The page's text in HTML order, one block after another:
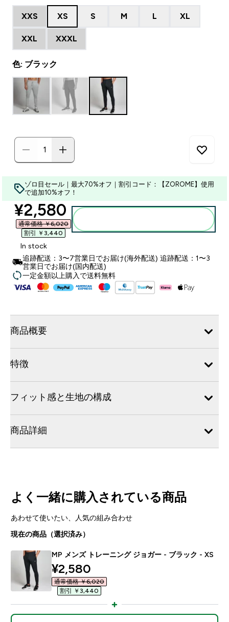
XXS XS S M L XL
XXL XXXL
色: ブラック
ゾロ目セール｜最大70%オフ｜割引コード：【ZOROME】使用
で追加10%オフ！
discounted price
¥2,580‎
通常価格 ￥6,020‎
割引 ￥3,440‎
In stock
追跡配送：3〜7営業日でお届け(海外配送) 追跡配送：1〜3
営業日でお届け(国内配送)
一定金額以上購入で送料無料
商品概要
特徴
フィット感と生地の構成
商品詳細
よく一緒に購入されている商品
あわせて使いたい、人気の組み合わせ
現在の商品（選択済み）
MP メンズ トレーニング ジョガー - ブラック - XS
discounted price
¥2,580‎
通常価格 ￥6,020‎
割引 ￥3,440‎